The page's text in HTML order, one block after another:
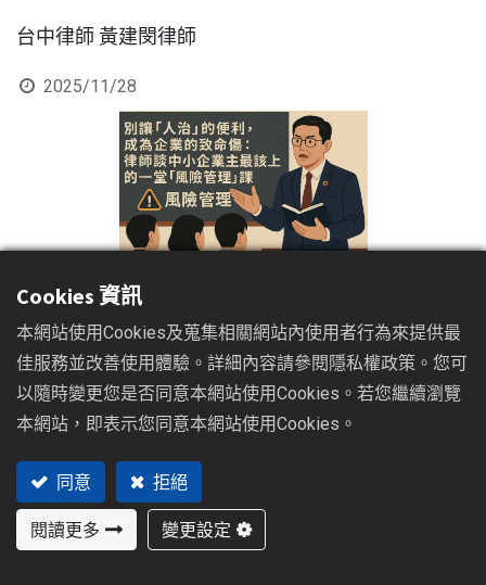
台中律師 黃建閔律師
2025/11/28
大家好，我是台中律師黃建閔。
這篇文章，是為所有在精密機械供應鏈上，扮演關鍵角色的
身為企業主，您的日常，是決策、是創新、是帶領團隊在瞬
息萬變的市場中前行。您是企業的引擎，也是領航者。但在
Cookies 資訊
本網站使用Cookies及蒐集相關網站內使用者行為來提供最
佳服務並改善使用體驗。詳細內容請參閱隱私權政策。您可
以隨時變更您是否同意本網站使用Cookies。若您繼續瀏覽
本網站，即表示您同意本網站使用Cookies。
同意 拒絕
閱讀更多 變更設定